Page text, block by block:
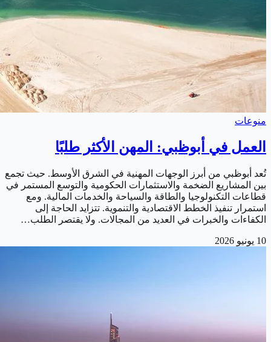
منوعات
العمل في أبوظبي: المهن الأكثر طلبًا
تُعد أبوظبي من أبرز الوجهات المهنية في الشرق الأوسط. حيث تجمع
بين المشاريع الضخمة والاستثمارات الحكومية والتوسع المستمر في
قطاعات التكنولوجيا والطاقة والسياحة والخدمات المالية. ومع
استمرار تنفيذ الخطط الاقتصادية والتنموية. تتزايد الحاجة إلى
الكفاءات والخبرات في العديد من المجالات. ولا يقتصر الطلب…
10 يونيو 2026